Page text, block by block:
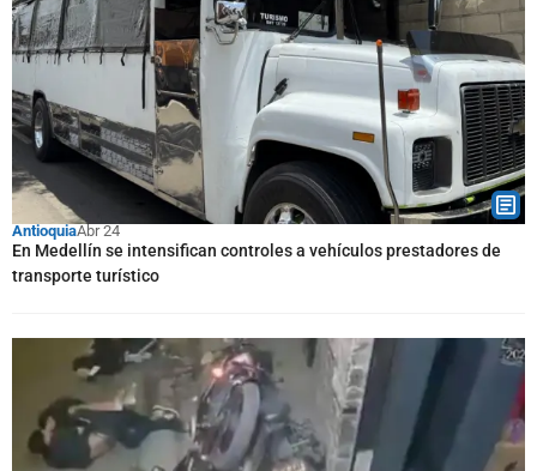
AntioquiaAbr 24
En Medellín se intensifican controles a vehículos prestadores de
transporte turístico